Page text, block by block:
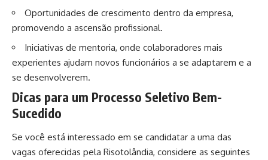
Oportunidades de crescimento dentro da empresa,
promovendo a ascensão profissional.
Iniciativas de mentoria, onde colaboradores mais
experientes ajudam novos funcionários a se adaptarem e a
se desenvolverem.
Dicas para um Processo Seletivo Bem-
Sucedido
Se você está interessado em se candidatar a uma das
vagas oferecidas pela Risotolândia, considere as seguintes